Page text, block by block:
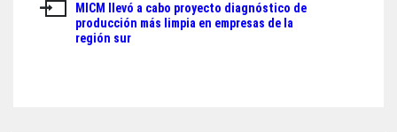
entradas
MICM llevó a cabo proyecto diagnóstico de
producción más limpia en empresas de la
región sur